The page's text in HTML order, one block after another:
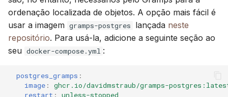
ordenação localizada de objetos. A opção mais fácil é
usar a imagem gramps-postgres lançada neste
repositório. Para usá-la, adicione a seguinte seção ao
seu docker-compose.yml :
postgres_gramps :
image :
ghcr.io/davidmstraub/gramps-
restart :
unless-stopped